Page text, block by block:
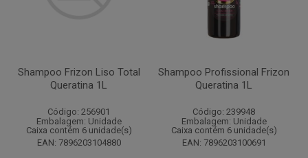
Shampoo Frizon Liso Total
Queratina 1L
Código: 256901
Embalagem: Unidade
Caixa contém 6 unidade(s)
EAN: 7896203104880
Shampoo Profissional Frizon
Queratina 1L
Código: 239948
Embalagem: Unidade
Caixa contém 6 unidade(s)
EAN: 7896203100691